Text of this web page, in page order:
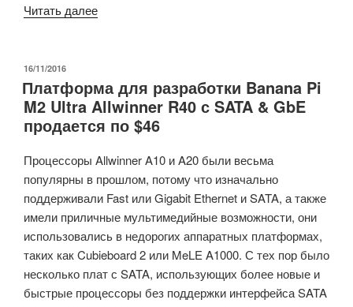
Читать далее«Плата
Vim
на
базе
Amlogic
S905X
с
Android
и
Linux
за
$50
ОПУБЛИКОВАНО
16/11/2016
Платформа для разработки Banana Pi
M2 Ultra Allwinner R40 с SATA & GbE
продается по $46
Процессоры Allwinner A10 и A20 были весьма
популярны в прошлом, потому что изначально
поддерживали Fast или Gigabit Ethernet и SATA, а также
имели приличные мультимедийные возможности, они
использовались в недорогих аппаратных платформах,
таких как Cubieboard 2 или MeLE A1000. С тех пор было
несколько плат с SATA, использующих более новые и
быстрые процессоры без поддержки интерфейса SATA